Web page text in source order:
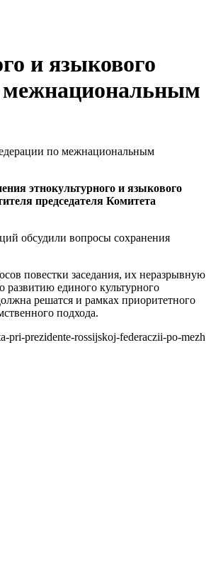
и языкового
межнациональным
этнокультурного и языкового
председателя Комитета
обсудили вопросы сохранения
повестки заседания, их неразрывную
развитию единого культурного
решатся и рамках приоритетного
подхода.
pri-prezidente-rossijskoj-federaczii-po-mezh